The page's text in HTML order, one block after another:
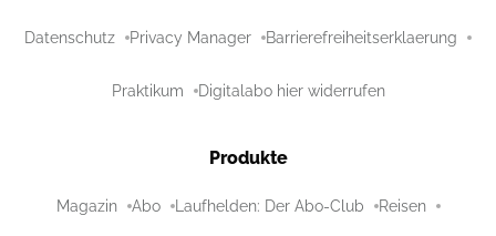
Datenschutz Privacy Manager Barrierefreiheitserklaerung
Praktikum Digitalabo hier widerrufen
Produkte
Magazin Abo Laufhelden: Der Abo-Club Reisen